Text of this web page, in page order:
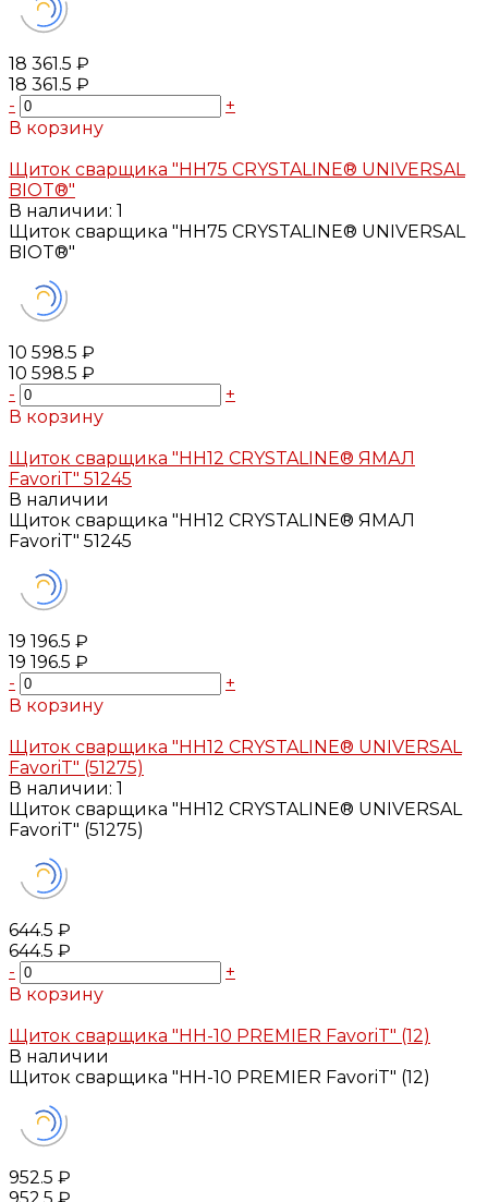
18 361.5 ₽
18 361.5 ₽
-
+
В корзину
Щиток сварщика "НН75 CRYSTALINE® UNIVERSAL
BIOT®"
В наличии: 1
Щиток сварщика "НН75 CRYSTALINE® UNIVERSAL
BIOT®"
10 598.5 ₽
10 598.5 ₽
-
+
В корзину
Щиток сварщика "НН12 CRYSTALINE® ЯМАЛ
FavoriT" 51245
В наличии
Щиток сварщика "НН12 CRYSTALINE® ЯМАЛ
FavoriT" 51245
19 196.5 ₽
19 196.5 ₽
-
+
В корзину
Щиток сварщика "НН12 CRYSTALINE® UNIVERSAL
FavoriT" (51275)
В наличии: 1
Щиток сварщика "НН12 CRYSTALINE® UNIVERSAL
FavoriT" (51275)
644.5 ₽
644.5 ₽
-
+
В корзину
Щиток сварщика "НН-10 PREMIER FavoriT" (12)
В наличии
Щиток сварщика "НН-10 PREMIER FavoriT" (12)
952.5 ₽